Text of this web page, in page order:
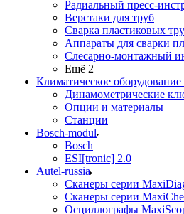
Радиальный пресс-
Верстаки для труб
Сварка пластиковых
Аппараты для сварки
Слесарно-монтажный
Ещё 2
Климатическое
Динамометрические
Опции и материалы
Станции
Bosch-modul
Bosch
ESI[tronic] 2.0
Autel-russia
Сканеры серии
Сканеры серии
Осциллографы